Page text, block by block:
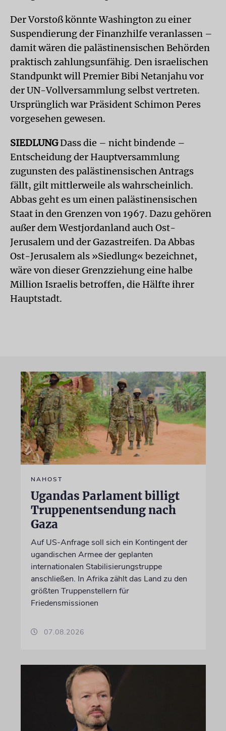
Der Vorstoß könnte Washington zu einer
Suspendierung der Finanzhilfe veranlassen –
damit wären die palästinensischen Behörden
praktisch zahlungsunfähig. Den israelischen
Standpunkt will Premier Bibi Netanjahu vor
der UN-Vollversammlung selbst vertreten.
Ursprünglich war Präsident Schimon Peres
vorgesehen gewesen.
SIEDLUNGDass die – nicht bindende –
Entscheidung der Hauptversammlung
zugunsten des palästinensischen Antrags
fällt, gilt mittlerweile als wahrscheinlich.
Abbas geht es um einen palästinensischen
Staat in den Grenzen von 1967. Dazu gehören
außer dem Westjordanland auch Ost-
Jerusalem und der Gazastreifen. Da Abbas
Ost-Jerusalem als »Siedlung« bezeichnet,
wäre von dieser Grenzziehung eine halbe
Million Israelis betroffen, die Hälfte ihrer
Hauptstadt.
NAHOST
Ugandas Parlament billigt
Truppenentsendung nach
Gaza
Auf US-Anfrage soll sich ein Kontingent der
ugandischen Armee der geplanten
internationalen Stabilisierungstruppe
anschließen. In Afrika zählt das Land zu den
größten Truppenstellern für
Friedensmissionen
07.08.2026